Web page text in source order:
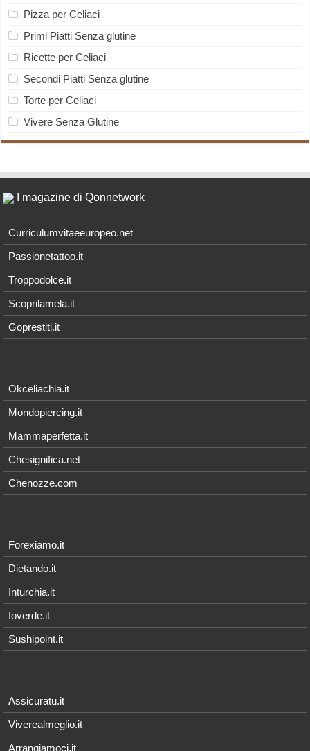
Pizza per Celiaci
Primi Piatti Senza glutine
Ricette per Celiaci
Secondi Piatti Senza glutine
Torte per Celiaci
Vivere Senza Glutine
I magazine di Qonnetwork
Curriculumvitaeeuropeo.net
Passionetattoo.it
Troppodolce.it
Scoprilamela.it
Goprestiti.it
Okceliachia.it
Mondopiercing.it
Mammaperfetta.it
Chesignifica.net
Chenozze.com
Forexiamo.it
Dietando.it
Inturchia.it
Ioverde.it
Sushipoint.it
Assicuratu.it
Viverealmeglio.it
Arrangiamoci.it